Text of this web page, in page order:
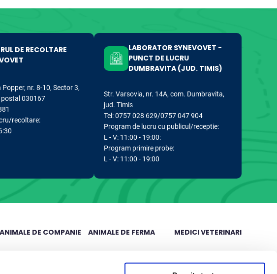
DE RECOLTARE
nr. 8-10, Sector 3,
030167
recoltare:
LABORATOR SYNEVOVET -
PUNCT DE LUCRU
DUMBRAVITA (JUD. TIMIS)
Str. Varsovia, nr. 14A, com. Dumbravita,
jud. Timis
Tel: 0757 028 629/0757 047 904
Program de lucru cu publicul/receptie:
L - V: 11:00 - 19:00:
Program primire probe:
L - V: 11:00 - 19:00
ANIMALE DE COMPANIE ANIMALE DE FERMA MEDICI VETERINARI